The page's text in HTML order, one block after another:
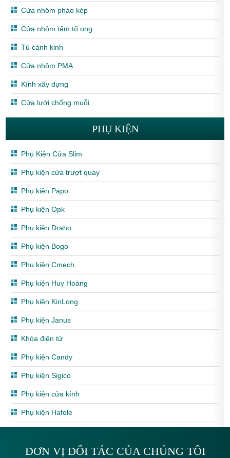
Cửa nhôm phào kép
Cửa nhôm tấm tổ ong
Tủ cánh kinh
Cửa nhôm PMA
Kính xây dựng
Cửa lưới chống muỗi
PHỤ KIỆN
Phụ Kiện Cửa Slim
Phụ kiện cửa trượt quay
Phụ kiện Papo
Phụ kiện Opk
Phụ kiện Draho
Phụ kiện Bogo
Phụ kiện Cmech
Phụ kiện Huy Hoàng
Phụ kiện KinLong
Phụ kiện Janus
Khóa điện tử
Phụ kiện Candy
Phụ kiện Sigico
Phụ kiện cửa kính
Phụ kiện Hafele
ĐƠN VỊ ĐỐI TÁC CỦA CHÚNG TÔI